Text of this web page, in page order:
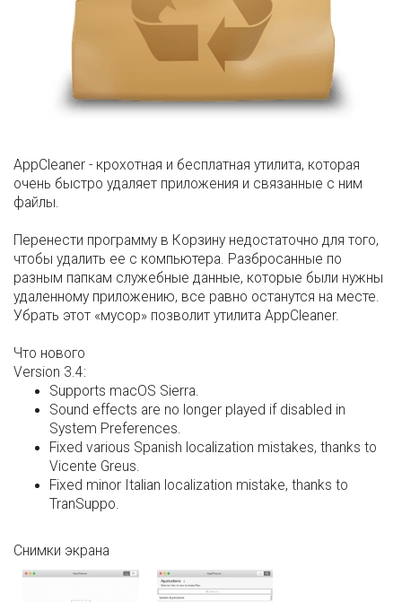
AppCleaner - крохотная и бесплатная утилита, которая
очень быстро удаляет приложения и связанные с ним
файлы.
Перенести программу в Корзину недостаточно для того,
чтобы удалить ее с компьютера. Разбросанные по
разным папкам служебные данные, которые были нужны
удаленному приложению, все равно останутся на месте.
Убрать этот «мусор» позволит утилита AppCleaner.
Что нового
Version 3.4:
Supports macOS Sierra.
Sound effects are no longer played if disabled in
System Preferences.
Fixed various Spanish localization mistakes, thanks to
Vicente Greus.
Fixed minor Italian localization mistake, thanks to
TranSuppo.
Снимки экрана